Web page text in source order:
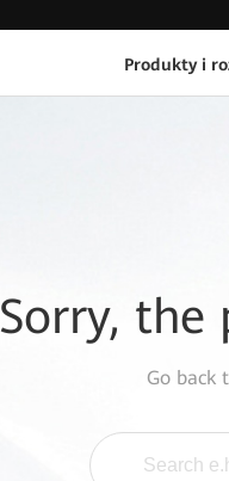
Produkty i
Sorry, the
Go back